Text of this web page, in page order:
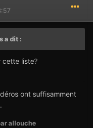
a dit :
cette liste?
ont suffisamment
allouche